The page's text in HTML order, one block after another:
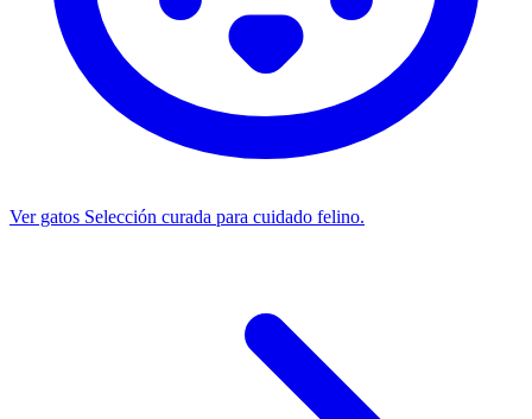
Ver gatos Selección curada para cuidado felino.